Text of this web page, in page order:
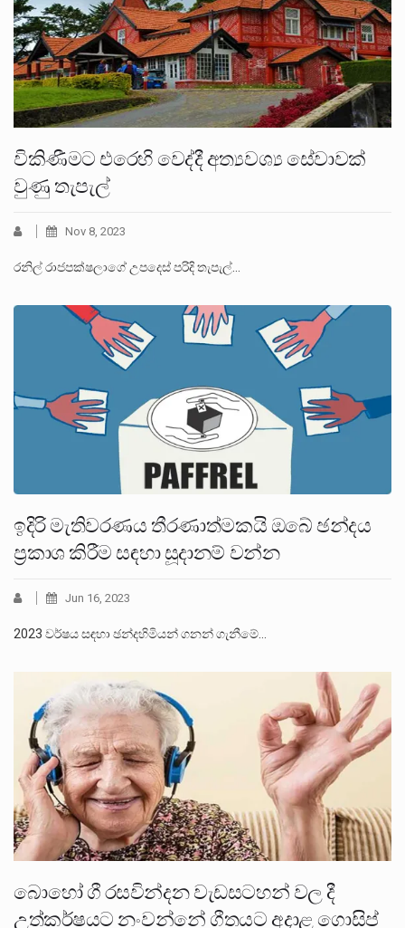
විකිණීමට එරෙහි වෙද්දී අත්‍යවශ්‍ය සේවාවක්
වුණු තැපැල්
Nov 8, 2023
රනිල් රාජපක්ෂලාගේ උපදෙස් පරිදි තැපැල්…
ඉදිරි මැතිවරණය තීරණාත්මකයි ඔබේ ඡන්දය
ප්‍රකාශ කිරීම සඳහා සූදානම් වන්න
Jun 16, 2023
2023 වර්ෂය සඳහා ඡන්දහිමියන් ගනන් ගැනීමේ…
බොහෝ ගී රසවින්දන වැඩසටහන් වල දී
උත්කර්ෂයට නංවන්නේ ගීතයට අදාළ ගොසිප්